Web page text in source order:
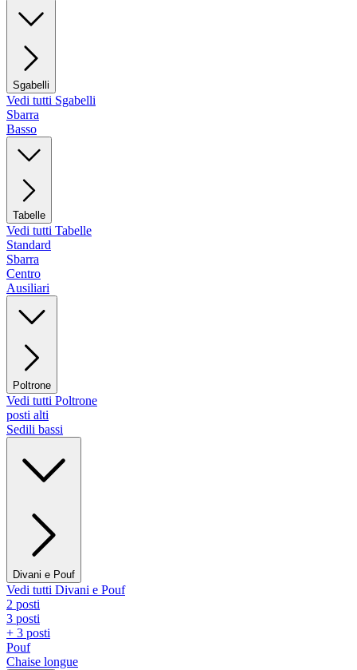
Sgabelli
Vedi tutti Sgabelli
Sbarra
Basso
Tabelle
Vedi tutti Tabelle
Standard
Sbarra
Centro
Ausiliari
Poltrone
Vedi tutti Poltrone
posti alti
Sedili bassi
Divani e Pouf
Vedi tutti Divani e Pouf
2 posti
3 posti
+ 3 posti
Pouf
Chaise longue